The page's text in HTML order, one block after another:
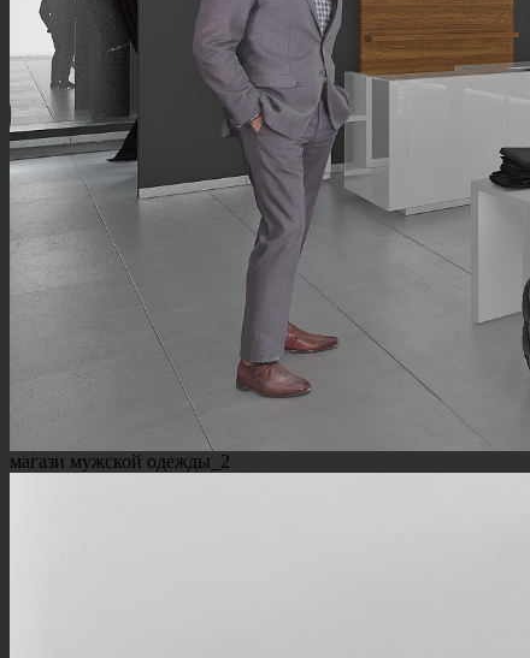
магази мужской одежды_2